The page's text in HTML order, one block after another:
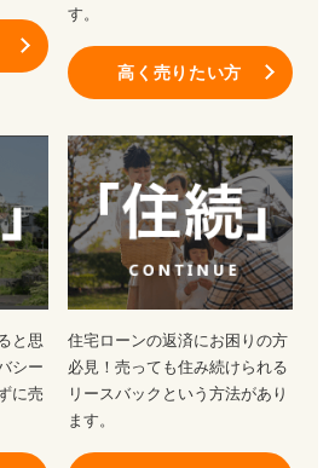
す。
高く売りたい方
と思
シー
に売
住宅ローンの返済にお困りの方
必見！売っても住み続けられる
リースバックという方法があり
ます。